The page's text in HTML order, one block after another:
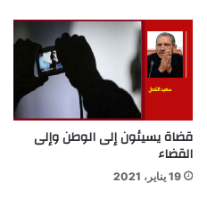
قضاة يسيئون إلى الوطن وإلى
القضاء
19 يناير، 2021